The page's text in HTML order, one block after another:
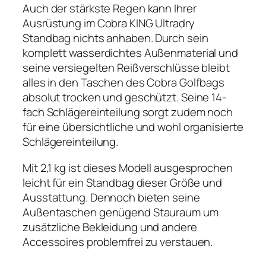
Auch der stärkste Regen kann Ihrer
Ausrüstung im Cobra KING Ultradry
Standbag nichts anhaben. Durch sein
komplett wasserdichtes Außenmaterial und
seine versiegelten Reißverschlüsse bleibt
alles in den Taschen des Cobra Golfbags
absolut trocken und geschützt. Seine 14-
fach Schlägereinteilung sorgt zudem noch
für eine übersichtliche und wohl organisierte
Schlägereinteilung.
Mit 2,1 kg ist dieses Modell ausgesprochen
leicht für ein Standbag dieser Größe und
Ausstattung. Dennoch bieten seine
Außentaschen genügend Stauraum um
zusätzliche Bekleidung und andere
Accessoires problemfrei zu verstauen.